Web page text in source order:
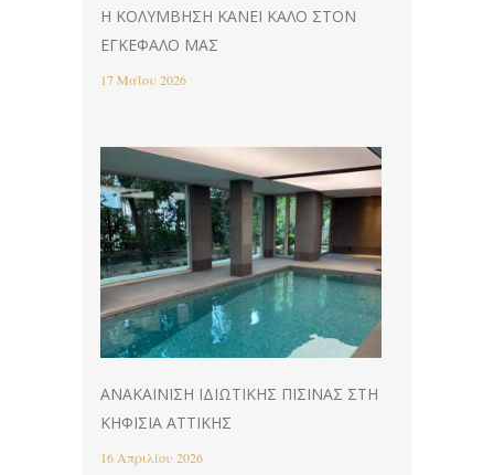
Η ΚΟΛΎΜΒΗΣΗ ΚΆΝΕΙ ΚΑΛΌ ΣΤΟΝ
ΕΓΚΈΦΑΛΌ ΜΑΣ
17 Μαΐου 2026
ΑΝΑΚΑΊΝΙΣΗ ΙΔΙΩΤΙΚΉΣ ΠΙΣΊΝΑΣ ΣΤΗ
ΚΗΦΙΣΙΆ ΑΤΤΙΚΉΣ
16 Απριλίου 2026